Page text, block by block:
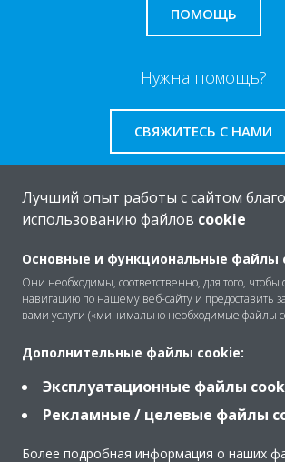
ПОМОЩЬ
Нужна помощь?
СВЯЖИТЕСЬ С НАМИ
Решения
Помощь
Продукты
Лучший опыт работы с сайтом
использованию файлов cookie
Основные и функциональные файлы
Они необходимы, соответственно, для того, чтобы
навигацию по нашему веб-сайту и предоставить
вами услуги («минимально необходимые файлы
Дополнительные файлы cookie:
Эксплуатационные файлы
Рекламные / целевые файлы
Более подробная информация о наших